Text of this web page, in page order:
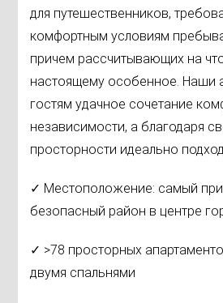
для путешественников,
комфортным условиям
причем рассчитывающих на
настоящему особенное. Наши
гостям удачное сочетание
независимости, а благодаря
просторности идеально
✓ Местоположение: самый
безопасный район в центре
✓ >78 просторных
двумя спальнями